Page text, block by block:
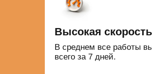
Высокая
В среднем все работы
всего за 7 дней.